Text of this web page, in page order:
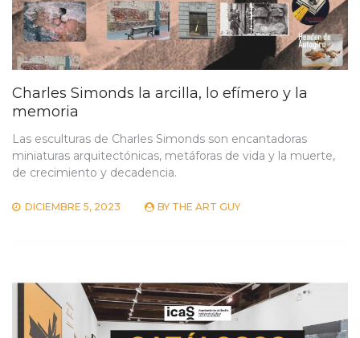
Charles Simonds la arcilla, lo efímero y la
memoria
Las esculturas de Charles Simonds son encantadoras
miniaturas arquitectónicas, metáforas de vida y la muerte,
de crecimiento y decadencia.
DICIEMBRE 5, 2023 BY THE ART GUY